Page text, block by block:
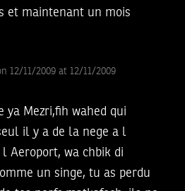
et maintenant un mois
12/11/2009 at 12/11/2009
ya Mezri,fih wahed qui
il y a de la nege a l
Aeroport, wa chbik di
un singe, tu as perdu